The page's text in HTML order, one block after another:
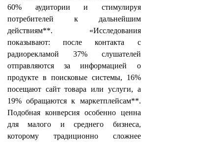
60% аудитории и стимулируя
потребителей к дальнейшим
действиям**. «Исследования
показывают: после контакта с
радиорекламой 37% слушателей
отправляются за информацией о
продукте в поисковые системы, 16%
посещают сайт товара или услуги, а
19% обращаются к маркетплейсам**.
Подобная конверсия особенно ценна
для малого и среднего бизнеса,
которому традиционно сложнее